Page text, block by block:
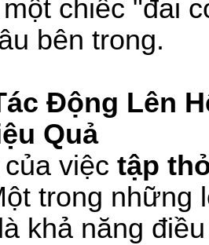
một chiếc "đai
bên trong.
Động Lên
Quả
của việctập
trong
khả năng